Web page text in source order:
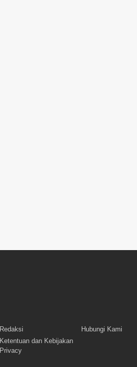
Redaksi
Hubungi Kami
Ketentuan dan Kebijakan
Privacy